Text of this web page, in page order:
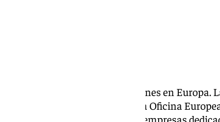
Golpe al mercado de falsificaciones en Europa.
colaboración con EUROPOL y la Oficina